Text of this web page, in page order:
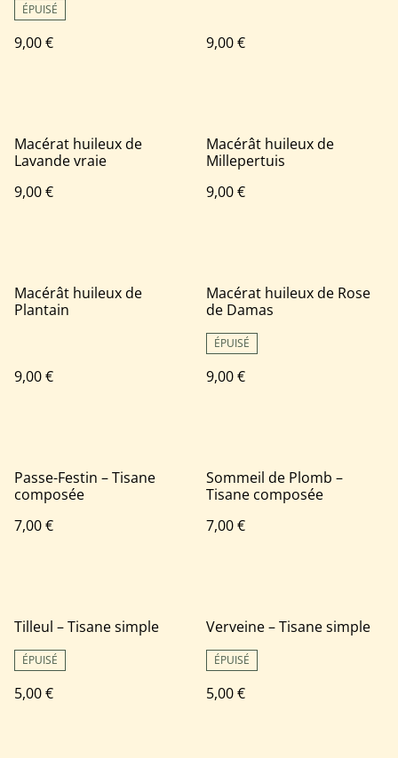
ÉPUISÉ
9,00 € 9,00 €
Macérat huileux de
Lavande vraie
9,00 €
Macérât huileux de
Millepertuis
9,00 €
Macérât huileux de
Plantain
9,00 €
Macérat huileux de Rose
de Damas
ÉPUISÉ
9,00 €
Passe-Festin – Tisane
composée
7,00 €
Sommeil de Plomb –
Tisane composée
7,00 €
Tilleul – Tisane simple
ÉPUISÉ
5,00 €
Verveine – Tisane simple
ÉPUISÉ
5,00 €